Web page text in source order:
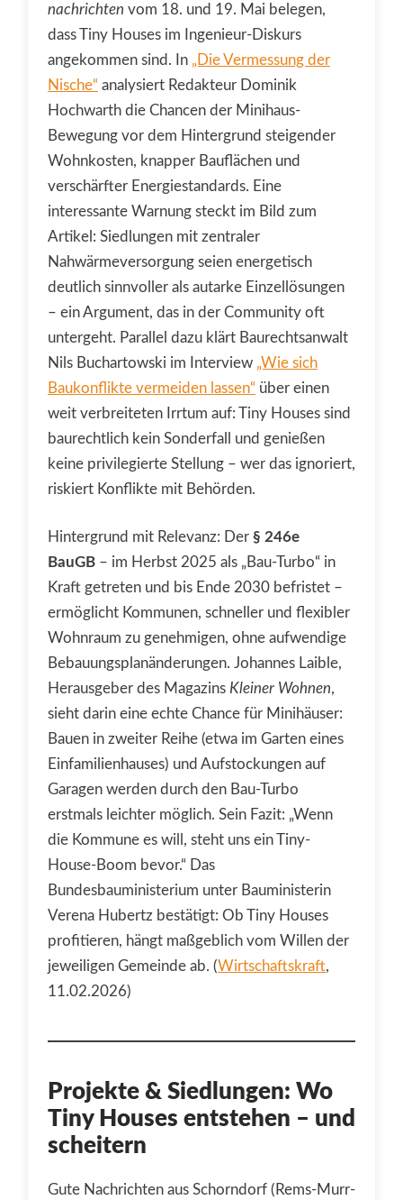
nachrichten vom 18. und 19. Mai belegen,
dass Tiny Houses im Ingenieur-Diskurs
angekommen sind. In „Die Vermessung der
Nische“ analysiert Redakteur Dominik
Hochwarth die Chancen der Minihaus-
Bewegung vor dem Hintergrund steigender
Wohnkosten, knapper Bauflächen und
verschärfter Energiestandards. Eine
interessante Warnung steckt im Bild zum
Artikel: Siedlungen mit zentraler
Nahwärmeversorgung seien energetisch
deutlich sinnvoller als autarke Einzellösungen
– ein Argument, das in der Community oft
untergeht. Parallel dazu klärt Baurechtsanwalt
Nils Buchartowski im Interview „Wie sich
Baukonflikte vermeiden lassen“ über einen
weit verbreiteten Irrtum auf: Tiny Houses sind
baurechtlich kein Sonderfall und genießen
keine privilegierte Stellung – wer das ignoriert,
riskiert Konflikte mit Behörden.
Hintergrund mit Relevanz: Der § 246e
BauGB – im Herbst 2025 als „Bau-Turbo“ in
Kraft getreten und bis Ende 2030 befristet –
ermöglicht Kommunen, schneller und flexibler
Wohnraum zu genehmigen, ohne aufwendige
Bebauungsplanänderungen. Johannes Laible,
Herausgeber des Magazins Kleiner Wohnen,
sieht darin eine echte Chance für Minihäuser:
Bauen in zweiter Reihe (etwa im Garten eines
Einfamilienhauses) und Aufstockungen auf
Garagen werden durch den Bau-Turbo
erstmals leichter möglich. Sein Fazit: „Wenn
die Kommune es will, steht uns ein Tiny-
House-Boom bevor.“ Das
Bundesbauministerium unter Bauministerin
Verena Hubertz bestätigt: Ob Tiny Houses
profitieren, hängt maßgeblich vom Willen der
jeweiligen Gemeinde ab. (Wirtschaftskraft,
11.02.2026)
Projekte & Siedlungen: Wo
Tiny Houses entstehen – und
scheitern
Gute Nachrichten aus Schorndorf (Rems-Murr-